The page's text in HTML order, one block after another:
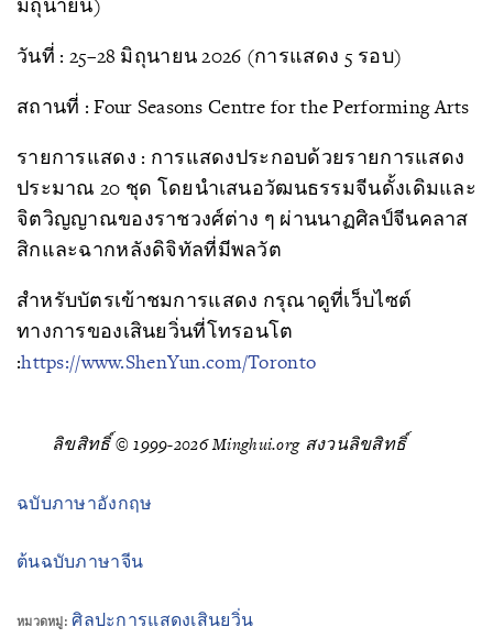
วันที่ : 25–28 มิถุนายน 2026 (การแสดง 5 รอบ)
สถานที่ : Four Seasons Centre for the Performing Arts
รายการแสดง : การแสดงประกอบด้วยรายการแสดง
ประมาณ 20 ชุด โดยนำเสนอวัฒนธรรมจีนดั้งเดิมและ
จิตวิญญาณของราชวงศ์ต่าง ๆ ผ่านนาฏศิลป์จีนคลาส
สิกและฉากหลังดิจิทัลที่มีพลวัต
สำหรับบัตรเข้าชมการแสดง กรุณาดูที่เว็บไซต์
ทางการของเสินยวิ่นที่โทรอนโต
:https://www.ShenYun.com/Toronto
ลิขสิทธิ์ © 1999-2026 Minghui.org สงวนลิขสิทธิ์
ฉบับภาษาอังกฤษ
ต้นฉบับภาษาจีน
หมวดหมู่:ศิลปะการแสดงเสินยวิ่น